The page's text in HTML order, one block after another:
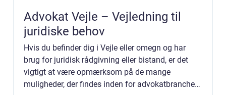
Advokat Vejle – Vejledning til
juridiske behov
Hvis du befinder dig i Vejle eller omegn og har
brug for juridisk rådgivning eller bistand, er det
vigtigt at være opmærksom på de mange
muligheder, der findes inden for advokatbranchen